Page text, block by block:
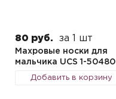
80 руб. за 1 шт
Махровые носки для
мальчика UCS 1-50480
Добавить в корзину